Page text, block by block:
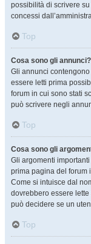
possibilità di scrivere
concessi
Top
Cosa sono gli annunci?
Gli annunci
essere letti prima
forum in cui sono stati
può scrivere negli
Top
Cosa sono gli
Gli argomenti
prima pagina del forum
Come si intuisce dal
dovrebbero essere
può decidere se un
Top